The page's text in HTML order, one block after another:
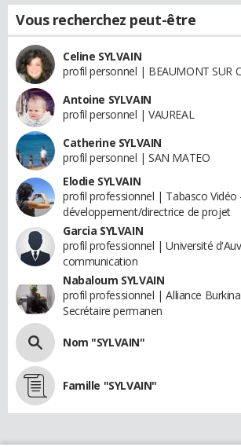
Vous recherchez peut-être
Celine SYLVAIN
profil personnel | BEAUMONT SUR
Antoine SYLVAIN
profil personnel | VAUREAL
Catherine SYLVAIN
profil personnel | SAN MATEO
Elodie SYLVAIN
profil professionnel | Tabasco Vidéo
développement/directrice de projet
Garcia SYLVAIN
profil professionnel | Université
communication
Nabaloum SYLVAIN
profil professionnel | Alliance
Secrétaire permanen
Nom "SYLVAIN"
Famille "SYLVAIN"